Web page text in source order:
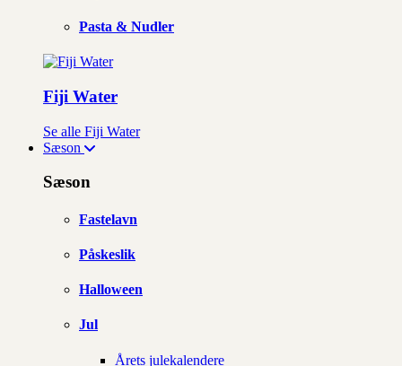
Pasta & Nudler
Fiji Water
Se alle Fiji Water
Sæson
Sæson
Fastelavn
Påskeslik
Halloween
Jul
Årets julekalendere